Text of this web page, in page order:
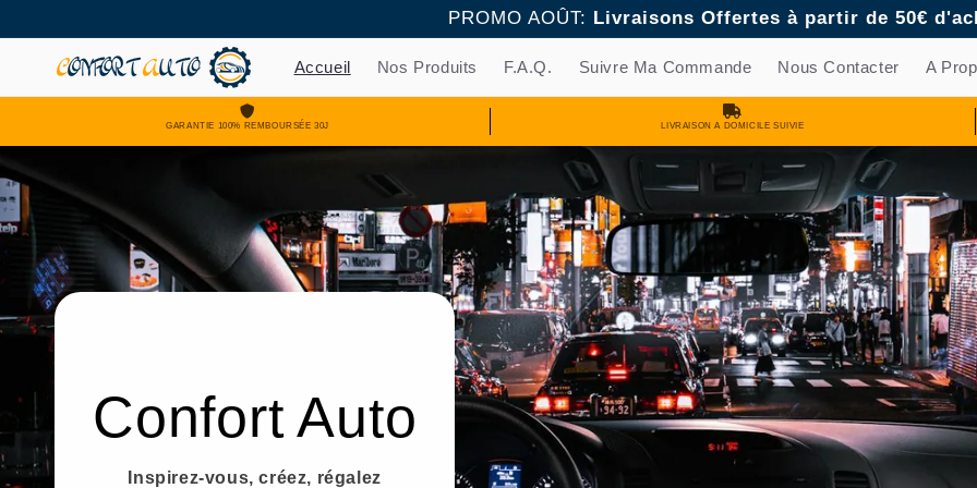
au
contenu
PROMO AOÛT: Livraisons Offertes à partir de 50€
Accueil Nos Produits F.A.Q. Suivre Ma Commande Nous Contacter A
GARANTIE 100% REMBOURSÉE 30J LIVRAISON A DOMICILE SUIVIE
Confort Auto
Inspirez-vous, créez, régalez